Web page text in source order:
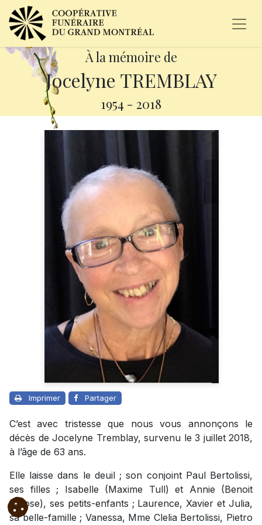
À la mémoire de
Jocelyne TREMBLAY
1954 - 2018
Imprimer Partager
C’est avec tristesse que nous vous annonçons le
décès de Jocelyne Tremblay, survenu le 3 juillet 2018,
à l’âge de 63 ans.
Elle laisse dans le deuil ; son conjoint Paul Bertolissi,
ses filles ; Isabelle (Maxime Tull) et Annie (Benoit
Larose), ses petits-enfants ; Laurence, Xavier et Julia,
sa belle-famille ; Vanessa, Mme Clelia Bertolissi, Pietro